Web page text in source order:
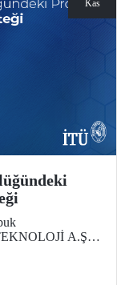
Kas
A.Ş.